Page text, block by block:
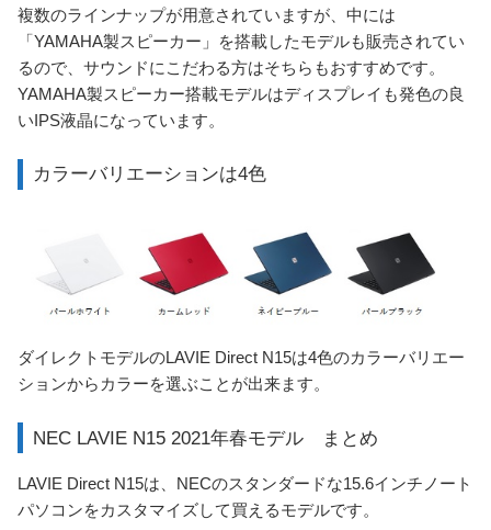
複数のラインナップが用意されていますが、中には
「YAMAHA製スピーカー」を搭載したモデルも販売されてい
るので、サウンドにこだわる方はそちらもおすすめです。
YAMAHA製スピーカー搭載モデルはディスプレイも発色の良
いIPS液晶になっています。
カラーバリエーションは4色
ダイレクトモデルのLAVIE Direct N15は4色のカラーバリエー
ションからカラーを選ぶことが出来ます。
NEC LAVIE N15 2021年春モデル まとめ
LAVIE Direct N15は、NECのスタンダードな15.6インチノート
パソコンをカスタマイズして買えるモデルです。